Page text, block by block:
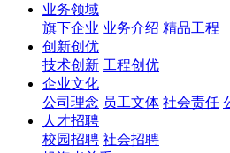
业务领域
旗下企业 业务介绍 精品工程
创新创优
技术创新 工程创优
企业文化
公司理念 员工文体 社会责任
人才招聘
校园招聘 社会招聘